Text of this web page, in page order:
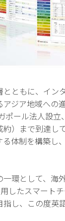
ともに、イ
ジア地域へ
ポール法人設
）まで到達
体制を構築
環として、
したスマート
し、この度英